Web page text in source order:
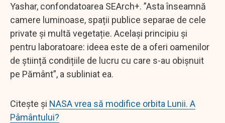
Yashar, confondatoarea SEArch+. ”Asta înseamnă
camere luminoase, spații publice separae de cele
private și multă vegetație. Același principiu și
pentru laboratoare: ideea este de a oferi oamenilor
de știință condițiile de lucru cu care s-au obișnuit
pe Pământ”, a subliniat ea.
Citește și NASA vrea să modifice orbita Lunii. A
Pâmântului?